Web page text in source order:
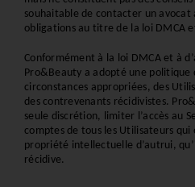
souhaitable de contacter un avocat
obligations au titre de la loi DMCA
Conformément à la loi DMCA et à
Pro&Beauty a adopté une politique
circonstances appropriées, des
des contrevenants récidivistes.
seule discrétion, limiter l’accès au
comptes de tous les Utilisateurs
propriété intellectuelle d’autrui,
récidive.